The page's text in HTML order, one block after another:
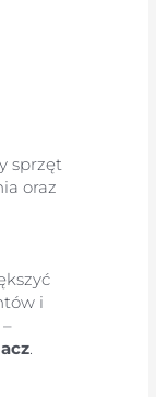
sprzęt
oraz
i